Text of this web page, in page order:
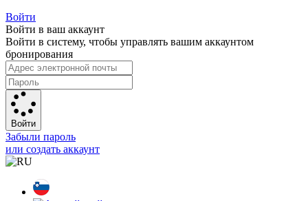
Войти
Войти в ваш аккаунт
Войти в систему, чтобы управлять вашим аккаунтом
бронирования
Войти
Забыли пароль
или создать аккаунт